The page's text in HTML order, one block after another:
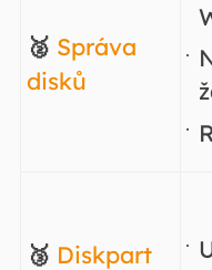
🥈 Správa
disků
🥉 Diskpart